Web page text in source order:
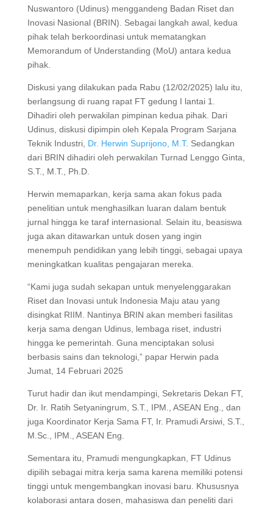
Nuswantoro (Udinus) menggandeng Badan Riset dan
Inovasi Nasional (BRIN). Sebagai langkah awal, kedua
pihak telah berkoordinasi untuk mematangkan
Memorandum of Understanding (MoU) antara kedua
pihak.
Diskusi yang dilakukan pada Rabu (12/02/2025) lalu itu,
berlangsung di ruang rapat FT gedung I lantai 1.
Dihadiri oleh perwakilan pimpinan kedua pihak. Dari
Udinus, diskusi dipimpin oleh Kepala Program Sarjana
Teknik Industri, Dr. Herwin Suprijono, M.T. Sedangkan
dari BRIN dihadiri oleh perwakilan Turnad Lenggo Ginta,
S.T., M.T., Ph.D.
Herwin memaparkan, kerja sama akan fokus pada
penelitian untuk menghasilkan luaran dalam bentuk
jurnal hingga ke taraf internasional. Selain itu, beasiswa
juga akan ditawarkan untuk dosen yang ingin
menempuh pendidikan yang lebih tinggi, sebagai upaya
meningkatkan kualitas pengajaran mereka.
“Kami juga sudah sekapan untuk menyelenggarakan
Riset dan Inovasi untuk Indonesia Maju atau yang
disingkat RIIM. Nantinya BRIN akan memberi fasilitas
kerja sama dengan Udinus, lembaga riset, industri
hingga ke pemerintah. Guna menciptakan solusi
berbasis sains dan teknologi,” papar Herwin pada
Jumat, 14 Februari 2025
Turut hadir dan ikut mendampingi, Sekretaris Dekan FT,
Dr. Ir. Ratih Setyaningrum, S.T., IPM., ASEAN Eng., dan
juga Koordinator Kerja Sama FT, Ir. Pramudi Arsiwi, S.T.,
M.Sc., IPM., ASEAN Eng.
Sementara itu, Pramudi mengungkapkan, FT Udinus
dipilih sebagai mitra kerja sama karena memiliki potensi
tinggi untuk mengembangkan inovasi baru. Khususnya
kolaborasi antara dosen, mahasiswa dan peneliti dari